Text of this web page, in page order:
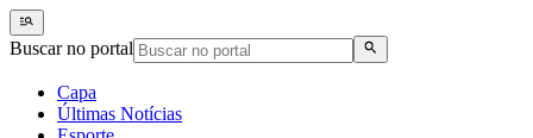
Buscar no portal
Capa
Últimas Notícias